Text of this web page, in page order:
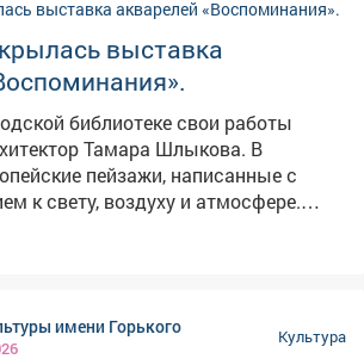
на регистрацию - на
выставка
библиотеке свои работы
Тамара Шлыкова. В
пейзажи, написанные с
к свету, воздуху и атмосфере.
Венеция, Флоренция. Выставка
обычному графику библиотеки.
перенестись в другие города.
по адресу: Советская, 44.
имени Горького Культура